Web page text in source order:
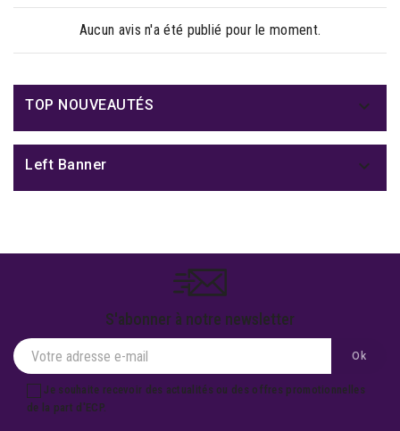
Aucun avis n'a été publié pour le moment.
TOP NOUVEAUTÉS 
Left Banner 
S'abonner à notre newsletter
Je souhaite recevoir des actualités ou des offres promotionnelles
de la part d'ECP.